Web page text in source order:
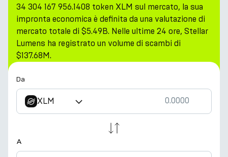
34 304 167 956.1408 token XLM sul mercato, la sua
impronta economica è definita da una valutazione di
mercato totale di $5.49B. Nelle ultime 24 ore, Stellar
Lumens ha registrato un volume di scambi di
$137.68M.
Da
XLM
A